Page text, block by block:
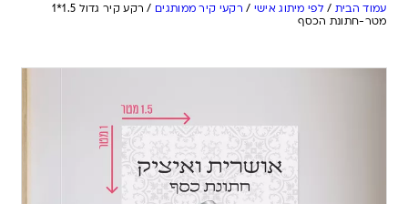
עמוד הבית / לפי מיתוג אישי / רקעי קיר ממותגים /
רקע קיר גדול 1.5*1
מטר-חתונת הכסף